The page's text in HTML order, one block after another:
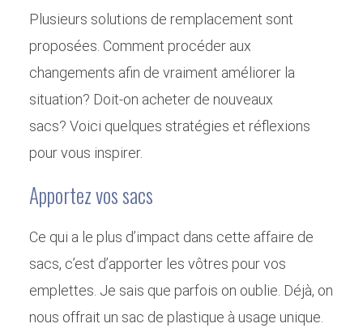
Plusieurs solutions de remplacement sont
proposées. Comment procéder aux
changements afin de vraiment améliorer la
situation? Doit-on acheter de nouveaux
sacs? Voici quelques stratégies et réflexions
pour vous inspirer.
Apportez vos sacs
Ce qui a le plus d’impact dans cette affaire de
sacs, c’est d’apporter les vôtres pour vos
emplettes. Je sais que parfois on oublie. Déjà, on
nous offrait un sac de plastique à usage unique.